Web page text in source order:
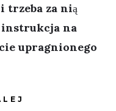
trzeba za nią
instrukcja na
upragnionego